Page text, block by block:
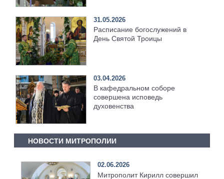
31.05.2026
Расписание богослужений в
День Святой Троицы
03.04.2026
В кафедральном соборе
совершена исповедь
духовенства
НОВОСТИ МИТРОПОЛИИ
02.06.2026
Митрополит Кирилл совершил